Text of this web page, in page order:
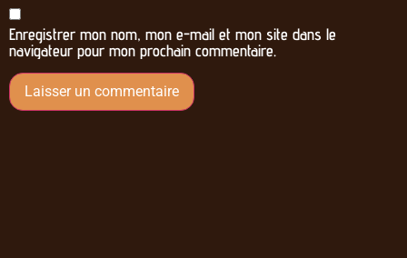
Enregistrer mon nom, mon e-mail et mon site dans le
navigateur pour mon prochain commentaire.